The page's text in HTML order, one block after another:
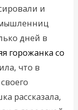
и
дней в
горожанка со
что в
рассказала,